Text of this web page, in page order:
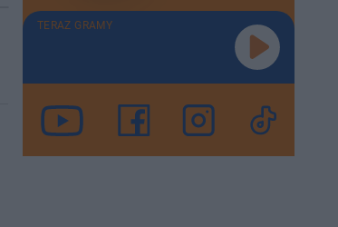
TERAZ GRAMY